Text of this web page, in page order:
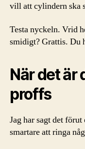
vill att cylindern ska
Testa nyckeln. Vrid
smidigt? Grattis. Du
När det är
proffs
Jag har sagt det
smartare att ringa